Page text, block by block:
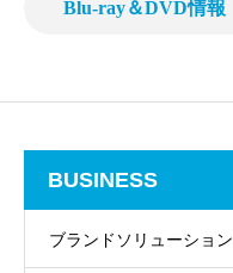
Blu-ray＆DVD情報
BUSINESS
ブランドソリューション